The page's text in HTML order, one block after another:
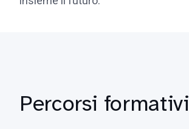
Percorsi formativi